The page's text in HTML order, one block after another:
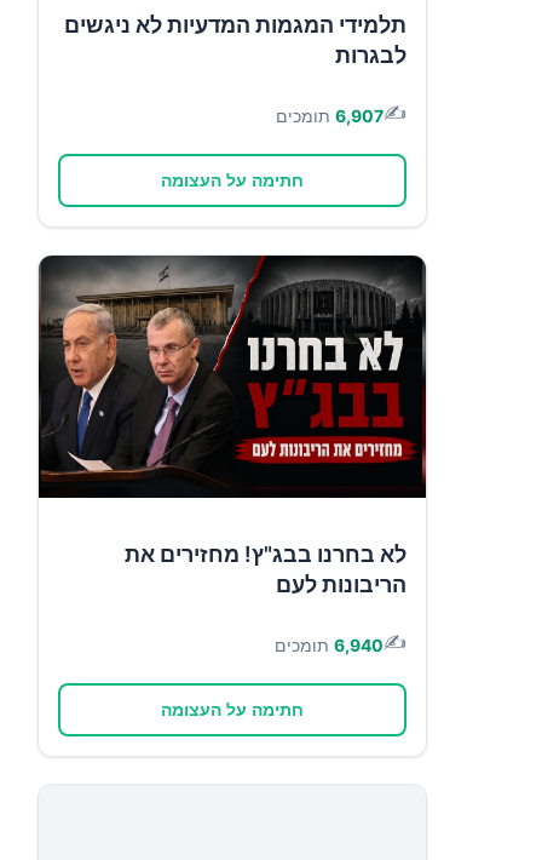
תלמידי המגמות המדעיות לא ניגשים
לבגרות
✍️
6,907 תומכים
חתימה על העצומה
לא בחרנו בבג"ץ! מחזירים את
הריבונות לעם
✍️
6,940 תומכים
חתימה על העצומה